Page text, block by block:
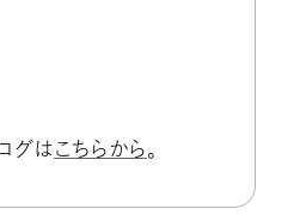
グはこちらから。